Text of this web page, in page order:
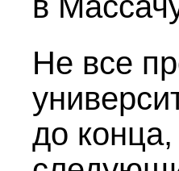
Не все
до